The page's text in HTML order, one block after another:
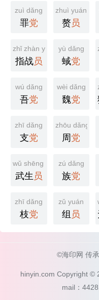
zuì dǎng
罪党
zhuì yuán
赘 员
zhǐ zhàn yuán
指战员
yù dǎng
蜮党
wú dǎng
吾党
wèi dǎng
魏党
zhī dǎng
支党
zhōu dǎng
周 党
wǔ shēng yuán
武生 员
zú dǎng
族党
zhī dǎng
枝党
zǔ yuán
组 员
©海印网 传
hinyin.com Copyright ©
mail：